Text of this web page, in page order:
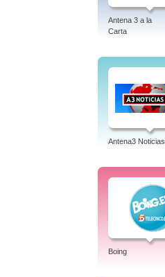
Antena 3 a la
Carta
Antena3 Noticias
Boing